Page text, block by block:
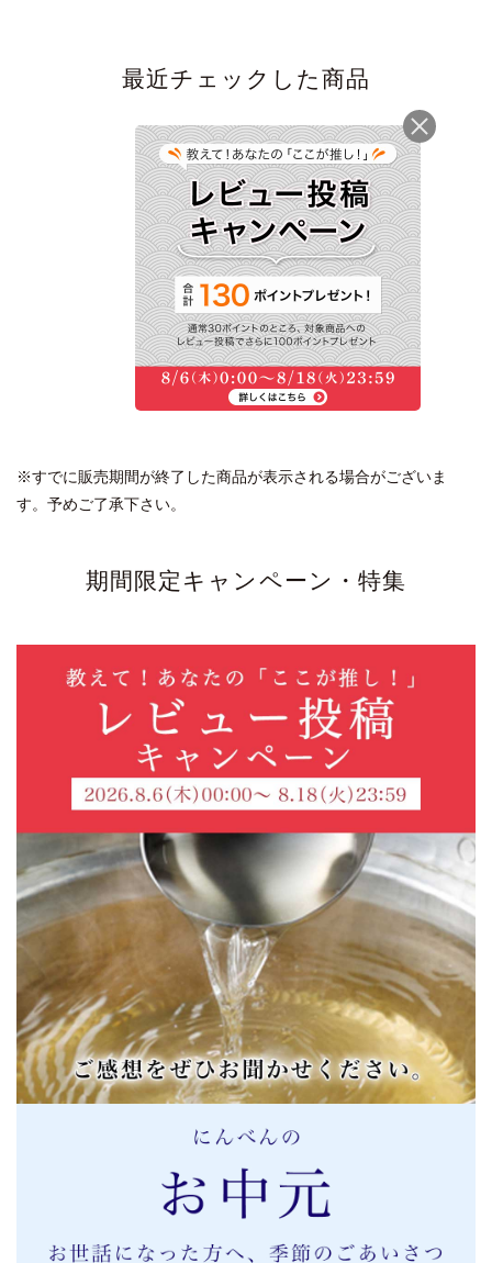
最近チェックした商品
【季節限定】素材を愉
しむ 新生姜ご飯の素
(2合用)＜常温・O＞
(税込)
※すでに販売期間が終了した商品が表示される場合がございま
す。予めご了承下さい。
期間限定キャンペーン・特集